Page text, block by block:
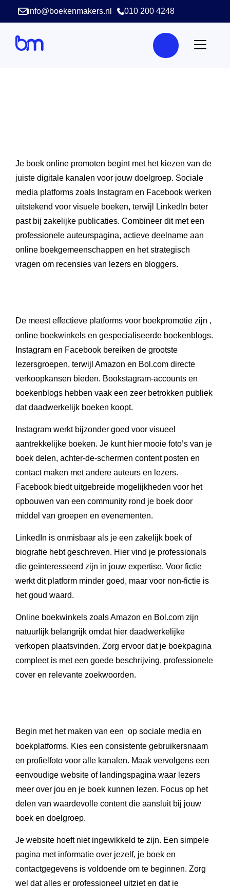
info@boekenmakers.nl 010 200 4248
Je boek online promoten begint met het kiezen van de
juiste digitale kanalen voor jouw doelgroep. Sociale
media platforms zoals Instagram en Facebook werken
uitstekend voor visuele boeken, terwijl LinkedIn beter
past bij zakelijke publicaties. Combineer dit met een
professionele auteurspagina, actieve deelname aan
online boekgemeenschappen en het strategisch
vragen om recensies van lezers en bloggers.
De meest effectieve platforms voor boekpromotie zijn ,
online boekwinkels en gespecialiseerde boekenblogs.
Instagram en Facebook bereiken de grootste
lezersgroepen, terwijl Amazon en Bol.com directe
verkoopkansen bieden. Bookstagram-accounts en
boekenblogs hebben vaak een zeer betrokken publiek
dat daadwerkelijk boeken koopt.
Instagram werkt bijzonder goed voor visueel
aantrekkelijke boeken. Je kunt hier mooie foto’s van je
boek delen, achter-de-schermen content posten en
contact maken met andere auteurs en lezers.
Facebook biedt uitgebreide mogelijkheden voor het
opbouwen van een community rond je boek door
middel van groepen en evenementen.
LinkedIn is onmisbaar als je een zakelijk boek of
biografie hebt geschreven. Hier vind je professionals
die geïnteresseerd zijn in jouw expertise. Voor fictie
werkt dit platform minder goed, maar voor non-fictie is
het goud waard.
Online boekwinkels zoals Amazon en Bol.com zijn
natuurlijk belangrijk omdat hier daadwerkelijke
verkopen plaatsvinden. Zorg ervoor dat je boekpagina
compleet is met een goede beschrijving, professionele
cover en relevante zoekwoorden.
Begin met het maken van een op sociale media en
boekplatforms. Kies een consistente gebruikersnaam
en profielfoto voor alle kanalen. Maak vervolgens een
eenvoudige website of landingspagina waar lezers
meer over jou en je boek kunnen lezen. Focus op het
delen van waardevolle content die aansluit bij jouw
boek en doelgroep.
Je website hoeft niet ingewikkeld te zijn. Een simpele
pagina met informatie over jezelf, je boek en
contactgegevens is voldoende om te beginnen. Zorg
wel dat alles er professioneel uitziet en dat je